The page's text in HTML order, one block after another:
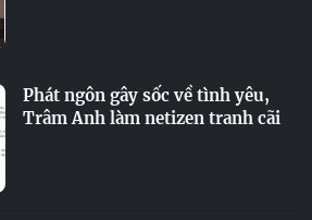
Phát ngôn gây sốc về tình yêu,
Trâm Anh làm netizen tranh cãi